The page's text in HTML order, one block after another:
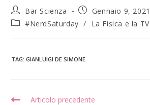
Bar Scienza
Gennaio 9, 2021
#NerdSaturday / La Fisica e la TV
TAG:GIANLUIGI DE SIMONE
Articolo precedente